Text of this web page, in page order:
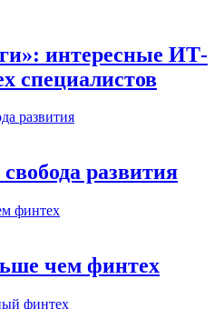
интересные ИТ-
специалистов
развития
чем финтех